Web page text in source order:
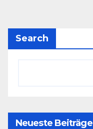
Search
Neueste Beiträge